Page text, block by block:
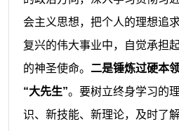
会主义思想，把个人的理想追
复兴的伟大事业中，自觉承担
的神圣使命。 二是锤炼过硬本
“大先生”。要树立终身学习的
识、新技能、新理论，及时了